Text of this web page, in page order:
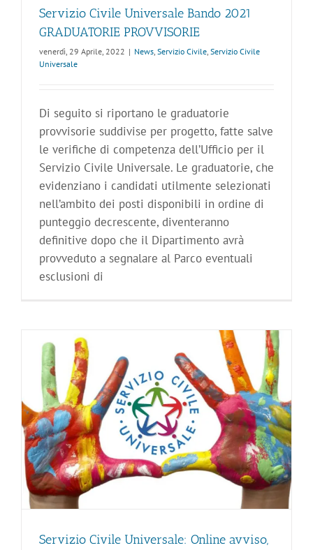
Servizio Civile Universale Bando 2021
GRADUATORIE PROVVISORIE
venerdì, 29 Aprile, 2022 | News, Servizio Civile, Servizio Civile
Universale
Di seguito si riportano le graduatorie
provvisorie suddivise per progetto, fatte salve
le verifiche di competenza dell’Ufficio per il
Servizio Civile Universale. Le graduatorie, che
evidenziano i candidati utilmente selezionati
nell’ambito dei posti disponibili in ordine di
punteggio decrescente, diventeranno
definitive dopo che il Dipartimento avrà
provveduto a segnalare al Parco eventuali
esclusioni di
Servizio Civile Universale: Online avviso,